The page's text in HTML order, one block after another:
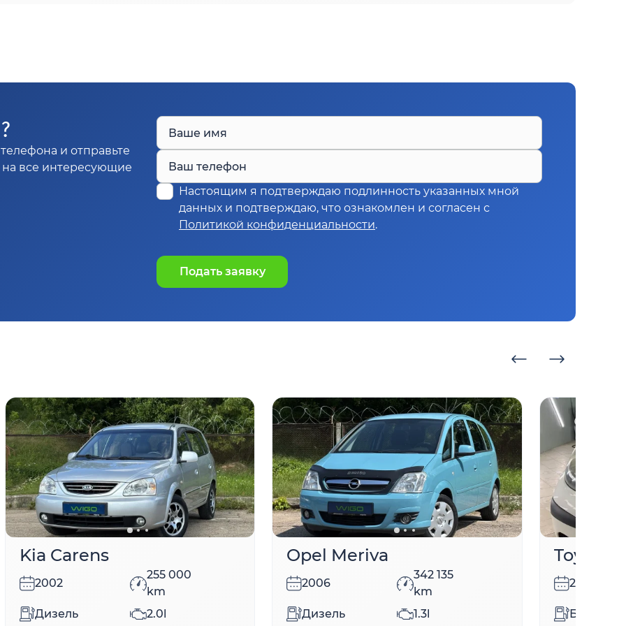
и отправьте
все интересующие
Ваше имя
Ваш телефон
Настоящим я подтверждаю подлинность указанных мной
данных и подтверждаю, что ознакомлен и согласен с
Политикой конфиденциальности.
Подать заявку
Kia Carens
2002
255 000
km
Дизель
2.0l
Opel Meriva
2006
342 135
km
Дизель
1.3l
Toyota
2011
Бензин